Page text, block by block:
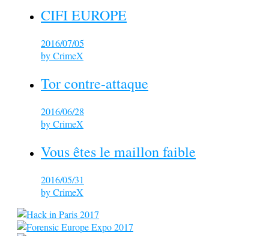
CIFI EUROPE
2016/07/05
byCrimeX
Tor contre-attaque
2016/06/28
byCrimeX
Vous êtes le maillon faible
2016/05/31
byCrimeX